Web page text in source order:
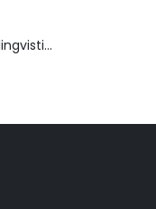
Uvod u opštu lingvistiku